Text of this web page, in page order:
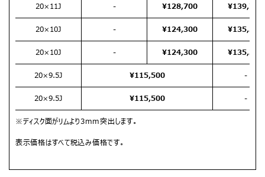
20×11J - ¥128,700 ¥139,700
20×10J - ¥124,300 ¥135,300
20×10J - ¥124,300 ¥135,300
20×9.5J ¥115,500 -
20×9.5J ¥115,500 -
※ディスク面がリムより3mm突出します。
表示価格はすべて税込み価格です。